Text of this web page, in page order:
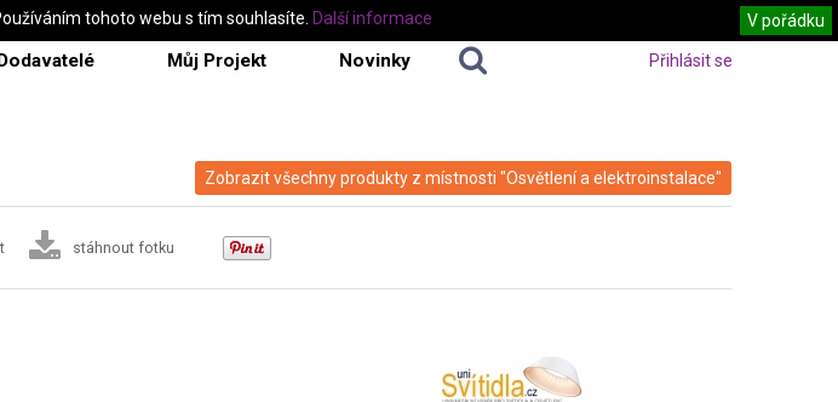
Můj Projekt Novinky Přihlásit se
Zobrazit všechny produkty z místnosti "Osvětlení a elektroinstalace"
stáhnout fotku
tohoto webu s tím souhlasíte. V pořádku
Další informace